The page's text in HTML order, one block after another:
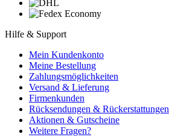
Hilfe & Support
Mein Kundenkonto
Meine Bestellung
Zahlungsmöglichkeiten
Versand & Lieferung
Firmenkunden
Rücksendungen & Rückerstattungen
Aktionen & Gutscheine
Weitere Fragen?